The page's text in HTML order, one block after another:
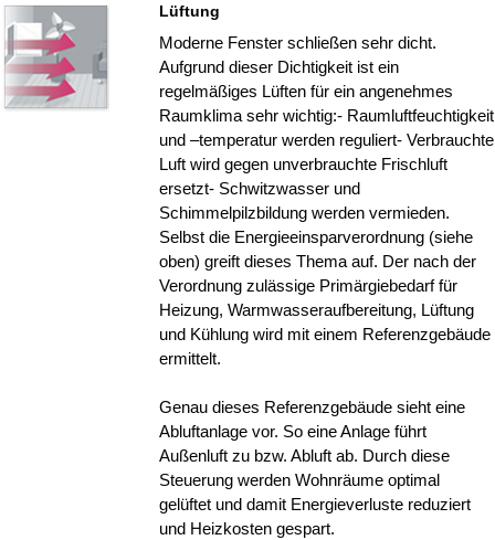
Lüftung
Moderne Fenster schließen sehr dicht.
Aufgrund dieser Dichtigkeit ist ein
regelmäßiges Lüften für ein angenehmes
Raumklima sehr wichtig:- Raumluftfeuchtigkeit
und –temperatur werden reguliert- Verbrauchte
Luft wird gegen unverbrauchte Frischluft
ersetzt- Schwitzwasser und
Schimmelpilzbildung werden vermieden.
Selbst die Energieeinsparverordnung (siehe
oben) greift dieses Thema auf. Der nach der
Verordnung zulässige Primärgiebedarf für
Heizung, Warmwasseraufbereitung, Lüftung
und Kühlung wird mit einem Referenzgebäude
ermittelt.
Genau dieses Referenzgebäude sieht eine
Abluftanlage vor. So eine Anlage führt
Außenluft zu bzw. Abluft ab. Durch diese
Steuerung werden Wohnräume optimal
gelüftet und damit Energieverluste reduziert
und Heizkosten gespart.